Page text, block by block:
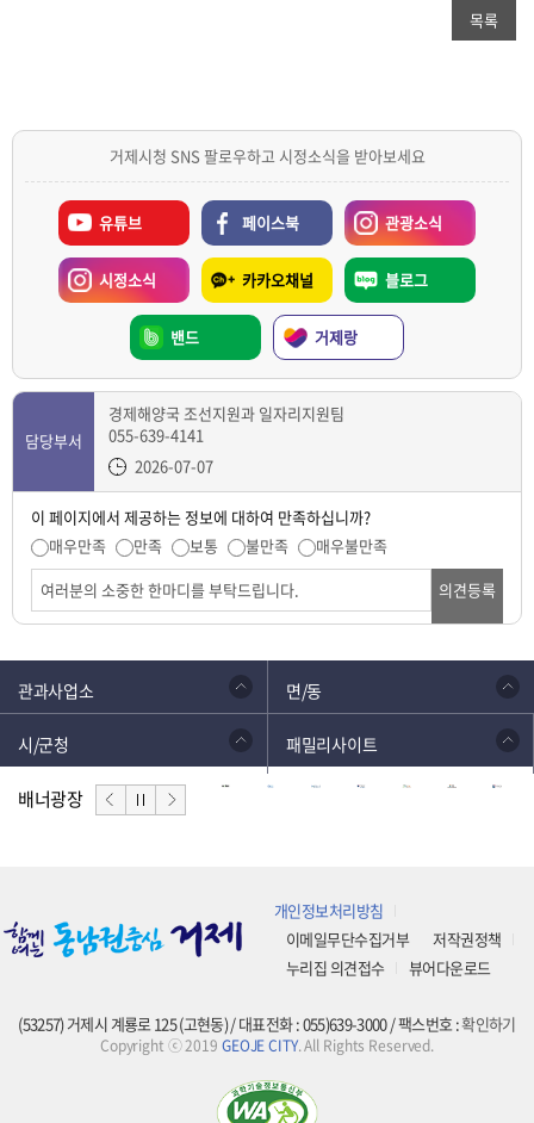
목록
거제시청 SNS 팔로우하고 시정소식을 받아보세요
유튜브 페이스북 관광소식
시정소식 카카오채널 블로그
밴드 거제랑
담당부서
경제해양국 조선지원과 일자리지원팀
055-639-4141
2026-07-07
이 페이지에서 제공하는 정보에 대하여 만족하십니까?
매우만족
만족 보통 불만족
매우불만족
의견등록
관과사업소 면/동
시/군청 패밀리사이트
배너광장
개인정보처리방침
이메일무단수집거부
저작권정책
누리집 의견접수
뷰어다운로드
(53257) 거제시 계룡로 125 (고현동) / 대표전화 : 055)639-3000 / 팩스번호 :확인하기
Copyright ⓒ 2019 GEOJE CITY. All Rights Reserved.